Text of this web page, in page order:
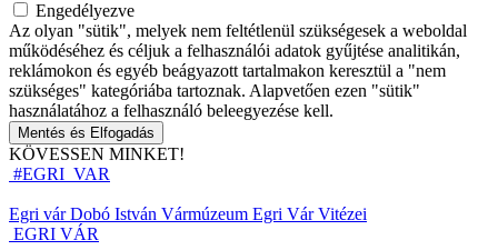
Engedélyezve
Az olyan "sütik", melyek nem feltétlenül szükségesek a weboldal
működéséhez és céljuk a felhasználói adatok gyűjtése analitikán,
reklámokon és egyéb beágyazott tartalmakon keresztül a "nem
szükséges" kategóriába tartoznak. Alapvetően ezen "sütik"
használatához a felhasználó beleegyezése kell.
Mentés és Elfogadás
KÖVESSEN MINKET!
#EGRI_VAR
Egri várDobó István Vármúzeum Egri Vár Vitézei
EGRI VÁR